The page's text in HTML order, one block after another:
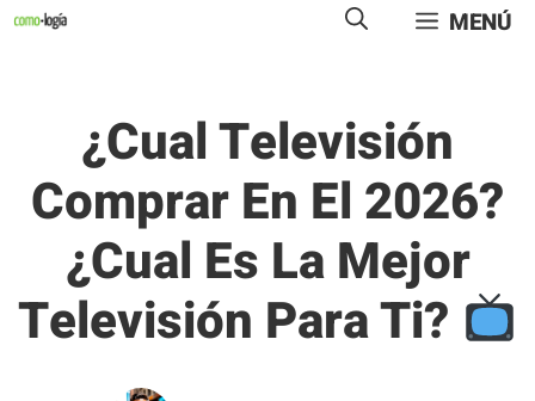
Saltar
MENÚ
¿Cual Televisión
Comprar En El 2026?
¿Cual Es La Mejor
Televisión Para Ti?